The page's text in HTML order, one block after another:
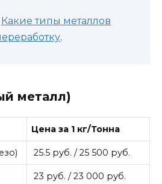
Какие типы металлов
.
металл)
Цена за 1 кг/Тонна
25.5 руб. / 25 500 руб.
23 руб. / 23 000 руб.